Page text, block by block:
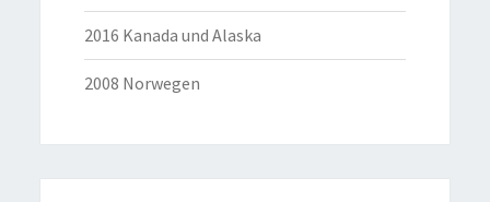
2016 Kanada und Alaska
2008 Norwegen